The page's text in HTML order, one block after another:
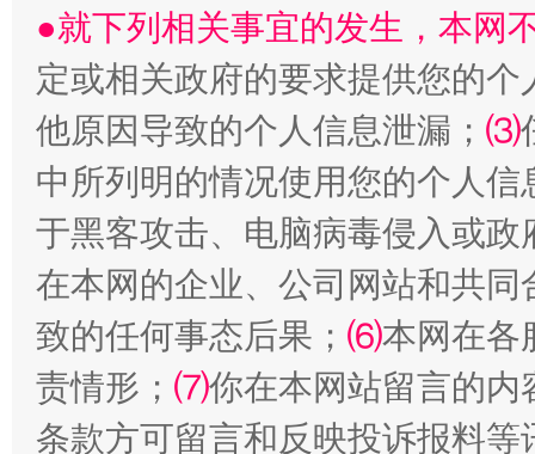
扯下公款旅游的“隐身衣” 如何以
●就下列相关事宜的发生，本网
定或相关政府的要求提供您的个
他原因导致的个人信息泄漏； ⑶
中所列明的情况使用您的个人
于黑客攻击、电脑病毒侵入或
在本网的企业、公司网站和共
致的任何事态后果； ⑹本网在各
责情形； ⑺你在本网站留言的内
条款方可留言和反映投诉报料